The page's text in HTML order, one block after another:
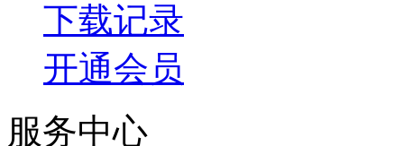
下载记录
开通会员
服务中心